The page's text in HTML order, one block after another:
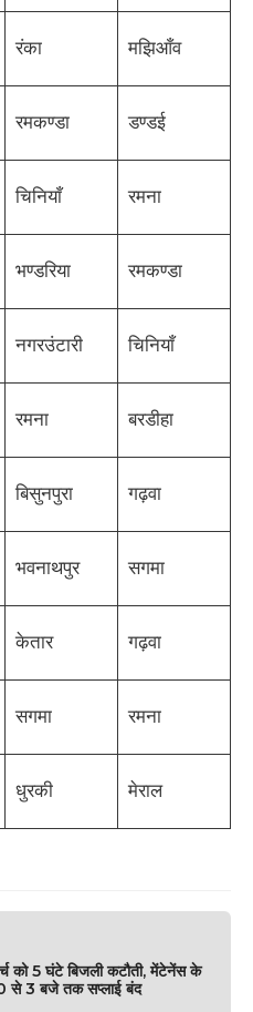
रंका मझिआँव
रमकण्डा डण्डई
चिनियाँ रमना
भण्डरिया रमकण्डा
नगरउंटारी चिनियाँ
रमना बरडीहा
बिसुनपुरा गढ़वा
भवनाथपुर सगमा
केतार गढ़वा
सगमा रमना
धुरकी मेराल
को 5 घंटे बिजली कटौती, मेंटेनेंस के
से 3 बजे तक सप्लाई बंद